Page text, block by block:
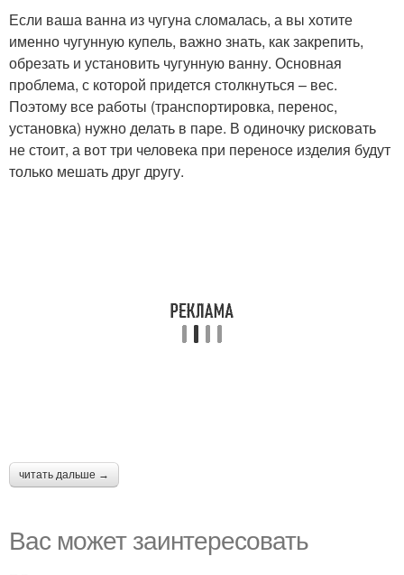
Если ваша ванна из чугуна сломалась, а вы хотите
именно чугунную купель, важно знать, как закрепить,
обрезать и установить чугунную ванну. Основная
проблема, с которой придется столкнуться – вес.
Поэтому все работы (транспортировка, перенос,
установка) нужно делать в паре. В одиночку рисковать
не стоит, а вот три человека при переносе изделия будут
только мешать друг другу.
читать дальше →
Вас может заинтересовать